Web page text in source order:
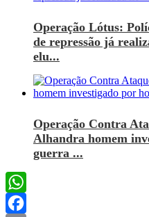
Operação Lótus:
de repressão já
elu...
Operação Contra
Alhandra homem
guerra ...
WhatsApp